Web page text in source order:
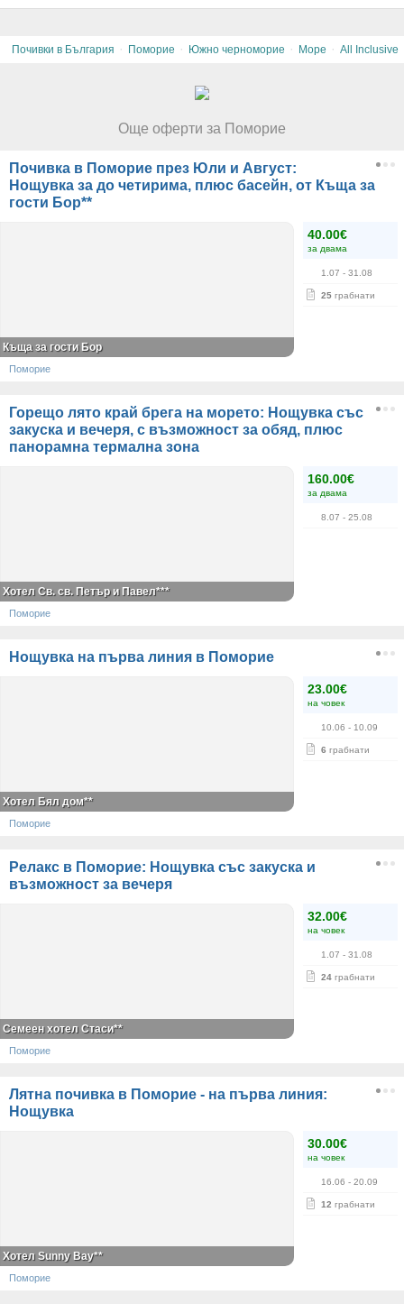
Почивки в България · Поморие · Южно черноморие · Море · All Inclusive
Още оферти за Поморие
Почивка в Поморие през Юли и Август:
Нощувка за до четирима, плюс басейн, от Къща за
гости Бор**
40.00€
за двама
1.07 - 31.08
25 грабнати
Къща за гости Бор
Поморие
Горещо лято край брега на морето: Нощувка със
закуска и вечеря, с възможност за обяд, плюс
панорамна термална зона
160.00€
за двама
8.07 - 25.08
Хотел Св. св. Петър и Павел***
Поморие
Нощувка на първа линия в Поморие
23.00€
на човек
10.06 - 10.09
6 грабнати
Хотел Бял дом**
Поморие
Релакс в Поморие: Нощувка със закуска и
възможност за вечеря
32.00€
на човек
1.07 - 31.08
24 грабнати
Семеен хотел Стаси**
Поморие
Лятна почивка в Поморие - на първа линия:
Нощувка
30.00€
на човек
16.06 - 20.09
12 грабнати
Хотел Sunny Bay**
Поморие